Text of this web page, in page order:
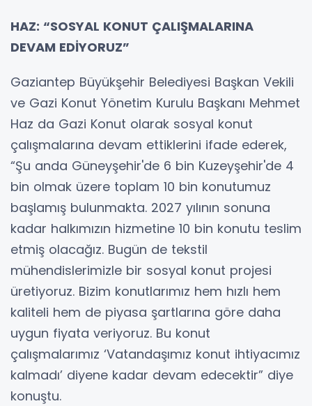
HAZ: “SOSYAL KONUT ÇALIŞMALARINA
DEVAM EDİYORUZ”
Gaziantep Büyükşehir Belediyesi Başkan Vekili
ve Gazi Konut Yönetim Kurulu Başkanı Mehmet
Haz da Gazi Konut olarak sosyal konut
çalışmalarına devam ettiklerini ifade ederek,
“Şu anda Güneyşehir'de 6 bin Kuzeyşehir'de 4
bin olmak üzere toplam 10 bin konutumuz
başlamış bulunmakta. 2027 yılının sonuna
kadar halkımızın hizmetine 10 bin konutu teslim
etmiş olacağız. Bugün de tekstil
mühendislerimizle bir sosyal konut projesi
üretiyoruz. Bizim konutlarımız hem hızlı hem
kaliteli hem de piyasa şartlarına göre daha
uygun fiyata veriyoruz. Bu konut
çalışmalarımız ‘Vatandaşımız konut ihtiyacımız
kalmadı’ diyene kadar devam edecektir” diye
konuştu.